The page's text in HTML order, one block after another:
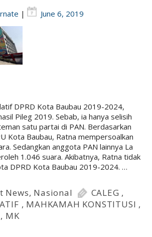
| June 6, 2019
DPRD Kota Baubau 2019-2024,
Pileg 2019. Sebab, ia hanya selisih
satu partai di PAN. Berdasarkan
Kota Baubau, Ratna mempersoalkan
Sedangkan anggota PAN lainnya La
1.046 suara. Akibatnya, Ratna tidak
DPRD Kota Baubau 2019-2024. …
News, Nasional CALEG ,
, MAHKAMAH KONSTITUSI ,
, MK